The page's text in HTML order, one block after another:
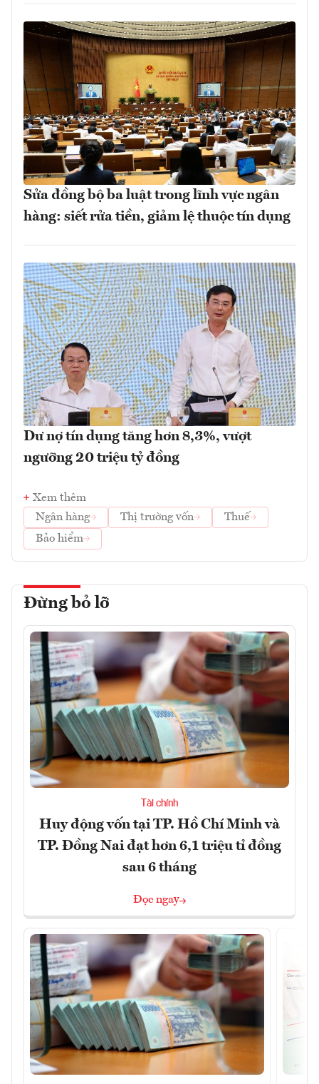
Sửa đồng bộ ba luật trong lĩnh vực ngân
hàng: siết rửa tiền, giảm lệ thuộc tín dụng
Dư nợ tín dụng tăng hơn 8,3%, vượt
ngưỡng 20 triệu tỷ đồng
Xem thêm
Ngân hàng
Thị trường vốn
Thuế
Bảo hiểm
Đừng bỏ lỡ
Tài chính
Huy động vốn tại TP. Hồ Chí Minh và
TP. Đồng Nai đạt hơn 6,1 triệu tỉ đồng
sau 6 tháng
Đọc ngay